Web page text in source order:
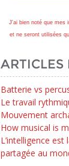
J'ai bien noté que mes
et ne seront utilisées
ARTICLES
Batterie vs
Le travail
Mouvement
How musical is
L’intelligence
partagée au